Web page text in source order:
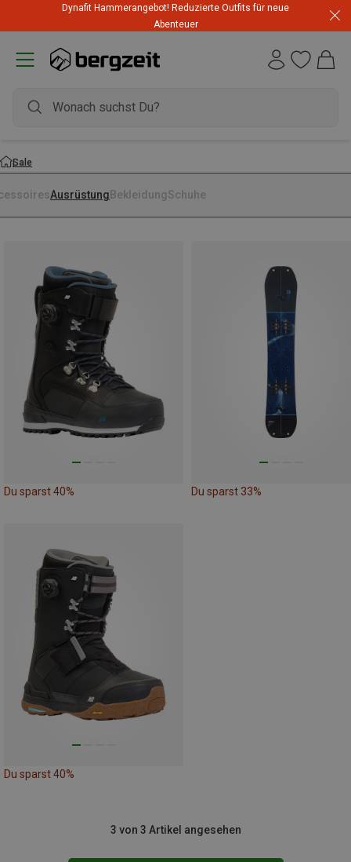
Dynafit Hammerangebot! Reduzierte Outfits für neue
Abenteuer
Sale
Ausrüstung BekleidungSchuhe
Du sparst 40% Du sparst 33%
Du sparst 40%
3 von 3 Artikel angesehen